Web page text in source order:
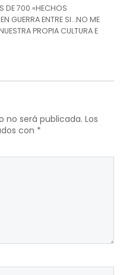
DE 700 «HECHOS
GUERRA ENTRE SI…NO ME
PROPIA CULTURA E
no será publicada. Los
con *